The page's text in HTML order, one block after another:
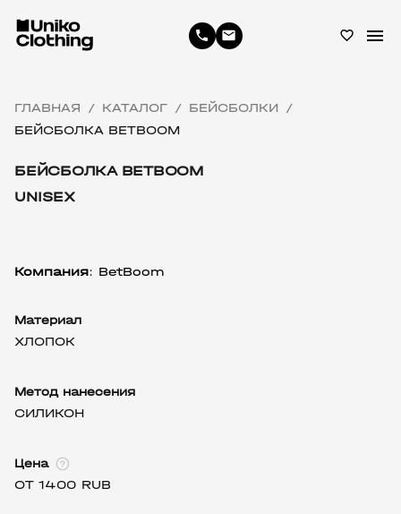
phone email favorite_border menu
ГЛАВНАЯ / КАТАЛОГ / БЕЙСБОЛКИ /
БЕЙСБОЛКА BETBOOM
БЕЙСБОЛКА BETBOOM
UNISEX
Компания: BetBoom
Материал
ХЛОПОК
Метод нанесения
СИЛИКОН
Цена
ОТ 1400 RUB